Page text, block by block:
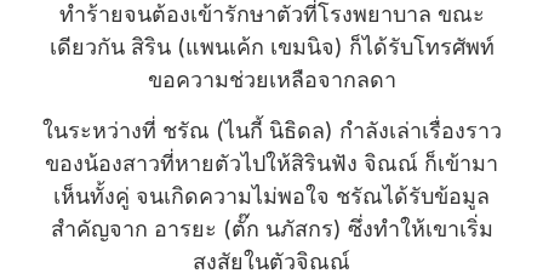
ทำร้ายจนต้องเข้ารักษาตัวที่โรงพยาบาล ขณะ
เดียวกัน สิริน (แพนเค้ก เขมนิจ) ก็ได้รับโทรศัพท์
ขอความช่วยเหลือจากลดา
ในระหว่างที่ ชรัณ (ไนกี้ นิธิดล) กำลังเล่าเรื่องราว
ของน้องสาวที่หายตัวไปให้สิรินฟัง จิณณ์ ก็เข้ามา
เห็นทั้งคู่ จนเกิดความไม่พอใจ ชรัณได้รับข้อมูล
สำคัญจาก อารยะ (ตั๊ก นภัสกร) ซึ่งทำให้เขาเริ่ม
สงสัยในตัวจิณณ์